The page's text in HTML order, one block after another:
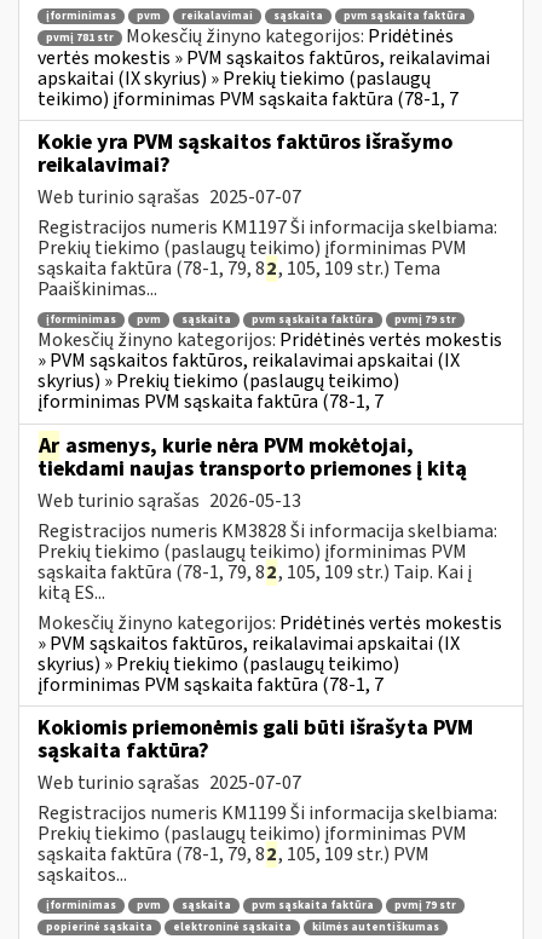
įforminimas pvm reikalavimai sąskaita
pvm sąskaita faktūra
pvmį 781 str
Mokesčių žinyno kategorijos: Pridėtinės
vertės mokestis » PVM sąskaitos faktūros, reikalavimai
apskaitai (IX skyrius) » Prekių tiekimo (paslaugų
teikimo) įforminimas PVM sąskaita faktūra (78-1, 7
Kokie yra PVM sąskaitos faktūros išrašymo
reikalavimai?
Web turinio sąrašas 2025-07-07
Registracijos numeris KM1197 Ši informacija skelbiama:
Prekių tiekimo (paslaugų teikimo) įforminimas PVM
sąskaita faktūra (78-1, 79, 82, 105, 109 str.) Tema
Paaiškinimas...
įforminimas pvm sąskaita pvm sąskaita faktūra pvmį 79 str
Mokesčių žinyno kategorijos: Pridėtinės vertės mokestis
» PVM sąskaitos faktūros, reikalavimai apskaitai (IX
skyrius) » Prekių tiekimo (paslaugų teikimo)
įforminimas PVM sąskaita faktūra (78-1, 7
Ar asmenys, kurie nėra PVM mokėtojai,
tiekdami naujas transporto priemones į kitą
Web turinio sąrašas 2026-05-13
Registracijos numeris KM3828 Ši informacija skelbiama:
Prekių tiekimo (paslaugų teikimo) įforminimas PVM
sąskaita faktūra (78-1, 79, 82, 105, 109 str.) Taip. Kai į
kitą ES...
Mokesčių žinyno kategorijos: Pridėtinės vertės mokestis
» PVM sąskaitos faktūros, reikalavimai apskaitai (IX
skyrius) » Prekių tiekimo (paslaugų teikimo)
įforminimas PVM sąskaita faktūra (78-1, 7
Kokiomis priemonėmis gali būti išrašyta PVM
sąskaita faktūra?
Web turinio sąrašas 2025-07-07
Registracijos numeris KM1199 Ši informacija skelbiama:
Prekių tiekimo (paslaugų teikimo) įforminimas PVM
sąskaita faktūra (78-1, 79, 82, 105, 109 str.) PVM
sąskaitos...
įforminimas pvm sąskaita pvm sąskaita faktūra
pvmį 79 str
popierinė sąskaita
elektroninė sąskaita
kilmės autentiškumas